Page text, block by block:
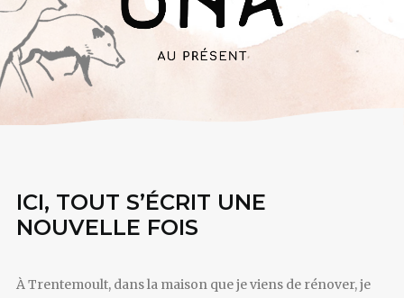
PRESSE
MES PROJETS
CONTACT
ICI, TOUT S’ÉCRIT UNE
NOUVELLE FOIS
À Trentemoult, dans la maison que je viens de rénover, je